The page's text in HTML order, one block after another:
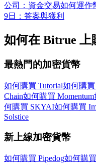
BTC 活期理財、無
更多活動
公司：資金交易如何運作
9日：答案與獲利
如何在 Bitrue 上
最熱門的加密貨幣
如何購買 Tutorial如何購
Chain如何購買 Momentum
何購買 SKYAI如何購買
Solstice
新上線加密貨幣
如何購買 Pipedog如何購